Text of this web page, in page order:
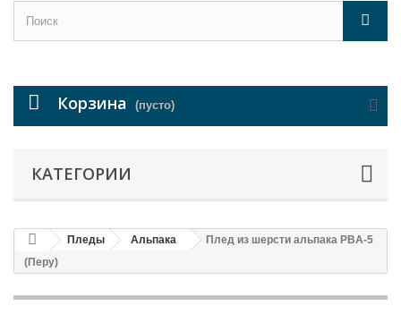
Корзина (пусто)
КАТЕГОРИИ
Пледы Альпака
Плед из шерсти альпака PBA-5
(Перу)